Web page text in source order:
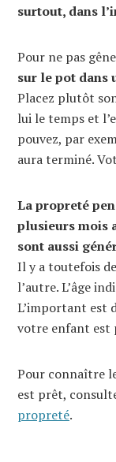
surtout, dans
Pour ne pas
sur le pot dans
Placez plutôt
lui le temps et
pouvez, par
aura terminé.
La propreté
plusieurs mois
sont aussi
Il y a toutefois
l’autre. L’âge
L’important est
votre enfant est
Pour connaître
est prêt,
propreté.